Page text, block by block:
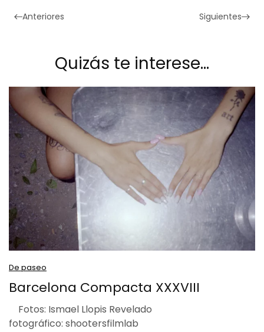
Anteriores Siguientes
Quizás te interese…
De paseo
Barcelona Compacta XXXVIII
Fotos: Ismael Llopis Revelado
fotográfico: shootersfilmlab